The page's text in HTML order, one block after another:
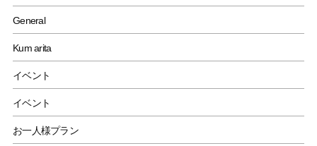
General
Kum arita
イベント
イベント
お一人様プラン